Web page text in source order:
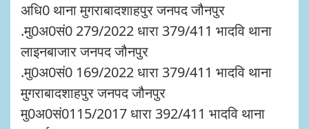
अधि0 थाना मुगराबादशाहपुर जनपद जौनपुर
.मु0अ0सं0 279/2022 धारा 379/411 भादवि थाना
लाइनबाजार जनपद जौनपुर
.मु0अ0सं0 169/2022 धारा 379/411 भादवि थाना
मुगराबादशाहपुर जनपद जौनपुर
मु0अ0सं0115/2017 धारा 392/411 भादवि थाना